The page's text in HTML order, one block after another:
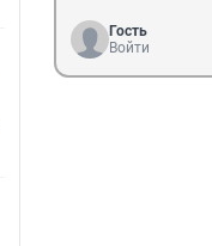
Гость
Войти